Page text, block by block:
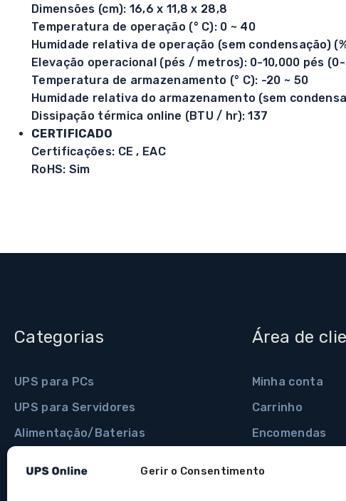
Gerir o Consentimento
Dimensões (cm): 16,6 x 11,8 x 28,8
Temperatura de operação (° C): 0 ~ 40
Humidade relativa de operação (sem condensação)
Elevação operacional (pés / metros): 0-10,000 pés
Temperatura de armazenamento (° C): -20 ~ 50
Humidade relativa do armazenamento (sem
Dissipação térmica online (BTU / hr): 137
CERTIFICADO
Certificações: CE , EAC
RoHS: Sim
Categorias
UPS para PCs
UPS para Servidores
Alimentação/Baterias
Área de
Minha conta
Carrinho
Encomendas